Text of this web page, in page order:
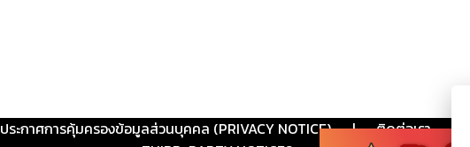
ประกาศการคุ้มครองข้อมูลส่วนบุคคล (PRIVACY NOTICE) | ติดต่อเรา